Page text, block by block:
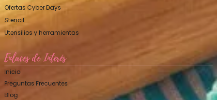
Ofertas Cyber Days
Stencil
Utensilios y herramientas
Enlaces de Interés
Inicio
Preguntas Frecuentes
Blog